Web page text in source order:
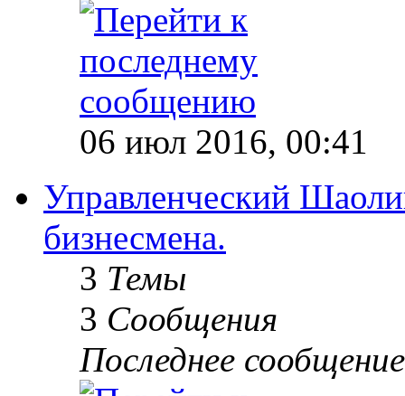
06 июл 2016, 00:41
Управленческий
бизнесмена.
3 Темы
3 Сообщения
Последнее сообщение